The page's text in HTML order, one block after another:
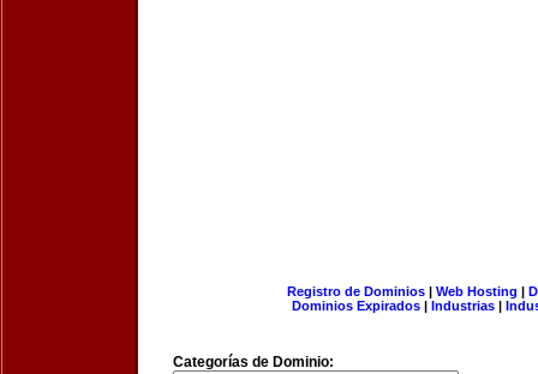
Registro de Dominios| Web Hosting |
Dominios Expirados | Industrias |
Categorías de Dominio: